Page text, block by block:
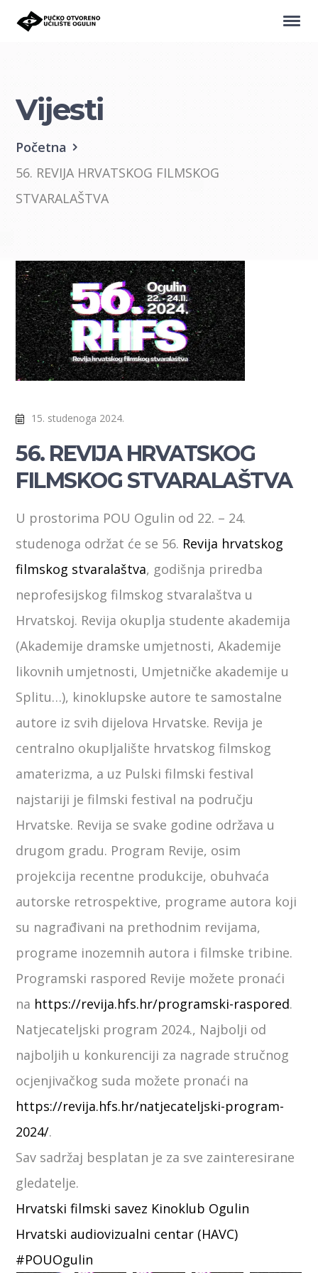
Vijesti
Početna
56. REVIJA HRVATSKOG FILMSKOG
STVARALAŠTVA
15. studenoga 2024.
56. REVIJA HRVATSKOG
FILMSKOG STVARALAŠTVA
U prostorima POU Ogulin od 22. – 24.
studenoga održat će se 56. Revija hrvatskog
filmskog stvaralaštva, godišnja priredba
neprofesijskog filmskog stvaralaštva u
Hrvatskoj. Revija okuplja studente akademija
(Akademije dramske umjetnosti, Akademije
likovnih umjetnosti, Umjetničke akademije u
Splitu…), kinoklupske autore te samostalne
autore iz svih dijelova Hrvatske. Revija je
centralno okupljalište hrvatskog filmskog
amaterizma, a uz Pulski filmski festival
najstariji je filmski festival na području
Hrvatske. Revija se svake godine održava u
drugom gradu. Program Revije, osim
projekcija recentne produkcije, obuhvaća
autorske retrospektive, programe autora koji
su nagrađivani na prethodnim revijama,
programe inozemnih autora i filmske tribine.
Programski raspored Revije možete pronaći
na https://revija.hfs.hr/programski-raspored.
Natjecateljski program 2024., Najbolji od
najboljih u konkurenciji za nagrade stručnog
ocjenjivačkog suda možete pronaći na
https://revija.hfs.hr/natjecateljski-program-
2024/.
Sav sadržaj besplatan je za sve zainteresirane
gledatelje.
Hrvatski filmski savez Kinoklub Ogulin
Hrvatski audiovizualni centar (HAVC)
#POUOgulin